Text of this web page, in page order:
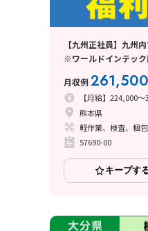
【九州正社員】九州
※ワールドインテック
月収例261,500
【月給】224,000
熊本県
57690-00
キープす